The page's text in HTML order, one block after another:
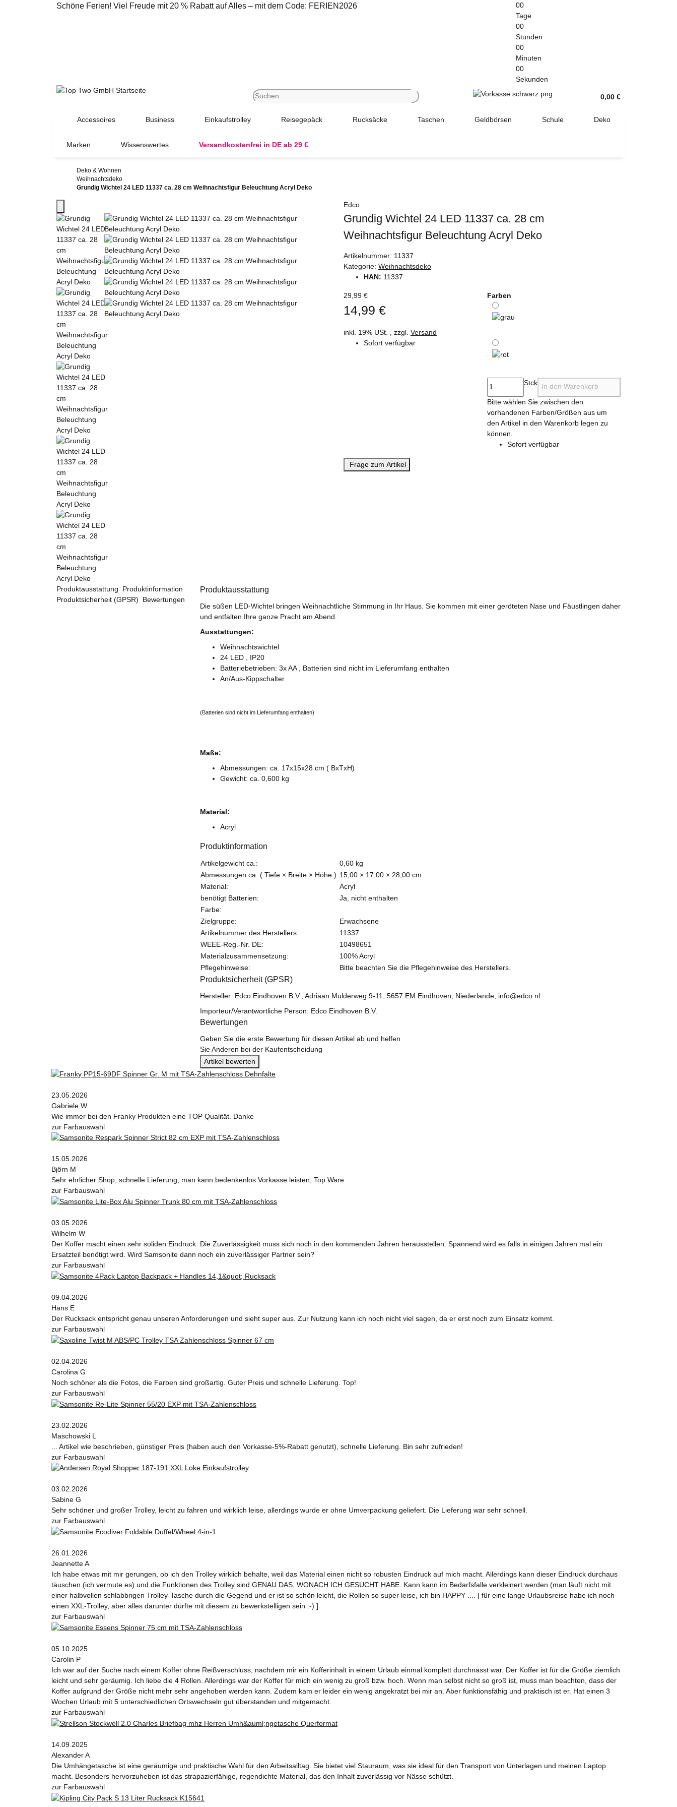
Schöne Ferien! Viel Freude mit 20 % Rabatt auf Alles – mit dem Code: FERIEN2026
00
Tage
00
Stunden
00
Minuten
00
Sekunden
0,00 €
Accessoires Business Einkaufstrolley Reisegepäck Rucksäcke Taschen Geldbörsen Schule Deko
Marken Wissenswertes Versandkostenfrei in DE ab 29 €
Deko & Wohnen
Weihnachtsdeko
Grundig Wichtel 24 LED 11337 ca. 28 cm Weihnachtsfigur Beleuchtung Acryl Deko
Edco
Grundig Wichtel 24 LED 11337 ca. 28 cm
Weihnachtsfigur Beleuchtung Acryl Deko
Artikelnummer: 11337
Kategorie: Weihnachtsdeko
HAN: 11337
29,99 €
14,99 €
inkl. 19% USt. , zzgl. Versand
Sofort verfügbar
Farben
grau
Stck In den Warenkorb
x
Bitte wählen Sie zwischen den
vorhandenen Farben/Größen aus um
den Artikel in den Warenkorb legen zu
können.
Sofort verfügbar
Frage zum Artikel
Produktausstattung
Produktinformation
Produktsicherheit (GPSR)
Bewertungen
Produktausstattung
Die süßen LED-Wichtel bringen Weihnachtliche Stimmung in Ihr Haus. Sie kommen mit einer geröteten Nase und Fäustlingen daher
und entfalten Ihre ganze Pracht am Abend.
Ausstattungen:
Weihnachtswichtel
24 LED , IP20
Batteriebetrieben: 3x AA , Batterien sind nicht im Lieferumfang enthalten
An/Aus-Kippschalter
(Batterien sind nicht im Lieferumfang enthalten)
Maße:
Abmessungen: ca. 17x15x28 cm ( BxTxH)
Gewicht: ca. 0,600 kg
Material:
Acryl
Produktinformation
Produkteigenschaft
Wert
Artikelgewicht ca.: 0,60 kg
Abmessungen ca. ( Tiefe × Breite × Höhe ): 15,00 × 17,00 × 28,00 cm
Material:
Acryl
benötigt Batterien:
Ja, nicht enthalten
Farbe:
Zielgruppe:
Erwachsene
Artikelnummer des Herstellers:
11337
WEEE-Reg.-Nr. DE:
10498651
Materialzusammensetzung:
100% Acryl
Pflegehinweise:
Bitte beachten Sie die Pflegehinweise des Herstellers.
Produktsicherheit (GPSR)
Hersteller: Edco Eindhoven B.V., Adriaan Mulderweg 9-11, 5657 EM Eindhoven, Niederlande, info@edco.nl
Importeur/Verantwortliche Person: Edco Eindhoven B.V.
Bewertungen
Geben Sie die erste Bewertung für diesen Artikel ab und helfen
Sie Anderen bei der Kaufentscheidung
Artikel bewerten
23.05.2026
Gabriele W
Wie immer bei den Franky Produkten eine TOP Qualität. Danke
zur Farbauswahl
15.05.2026
Björn M
Sehr ehrlicher Shop, schnelle Lieferung, man kann bedenkenlos Vorkasse leisten, Top Ware
zur Farbauswahl
03.05.2026
Wilhelm W
Der Koffer macht einen sehr soliden Eindruck. Die Zuverlässigkeit muss sich noch in den kommenden Jahren herausstellen. Spannend wird es falls in einigen Jahren mal ein
Ersatzteil benötigt wird. Wird Samsonite dann noch ein zuverlässiger Partner sein?
zur Farbauswahl
09.04.2026
Hans E
Der Rucksack entspricht genau unseren Anforderungen und sieht super aus. Zur Nutzung kann ich noch nicht viel sagen, da er erst noch zum Einsatz kommt.
zur Farbauswahl
02.04.2026
Carolina G
Noch schöner als die Fotos, die Farben sind großartig. Guter Preis und schnelle Lieferung. Top!
zur Farbauswahl
23.02.2026
Maschowski L
... Artikel wie beschrieben, günstiger Preis (haben auch den Vorkasse-5%-Rabatt genutzt), schnelle Lieferung. Bin sehr zufrieden!
zur Farbauswahl
03.02.2026
Sabine G
Sehr schöner und großer Trolley, leicht zu fahren und wirklich leise, allerdings wurde er ohne Umverpackung geliefert. Die Lieferung war sehr schnell.
zur Farbauswahl
26.01.2026
Jeannette A
Ich habe etwas mit mir gerungen, ob ich den Trolley wirklich behalte, weil das Material einen nicht so robusten Eindruck auf mich macht. Allerdings kann dieser Eindruck durchaus
täuschen (ich vermute es) und die Funktionen des Trolley sind GENAU DAS, WONACH ICH GESUCHT HABE. Kann kann im Bedarfsfalle verkleinert werden (man läuft nicht mit
einer halbvollen schlabbrigen Trolley-Tasche durch die Gegend und er ist so schön leicht, die Rollen so super leise, ich bin HAPPY .... [ für eine lange Urlaubsreise habe ich noch
einen XXL-Trolley, aber alles darunter dürfte mit diesem zu bewerkstelligen sein :-) ]
zur Farbauswahl
05.10.2025
Carolin P
Ich war auf der Suche nach einem Koffer ohne Reißverschluss, nachdem mir ein Kofferinhalt in einem Urlaub einmal komplett durchnässt war. Der Koffer ist für die Größe ziemlich
leicht und sehr geräumig. Ich liebe die 4 Rollen. Allerdings war der Koffer für mich ein wenig zu groß bzw. hoch. Wenn man selbst nicht so groß ist, muss man beachten, dass der
Koffer aufgrund der Größe nicht mehr sehr angehoben werden kann. Zudem kam er leider ein wenig angekratzt bei mir an. Aber funktionsfähig und praktisch ist er. Hat einen 3
Wochen Urlaub mit 5 unterschiedlichen Ortswechseln gut überstanden und mitgemacht.
zur Farbauswahl
14.09.2025
Alexander A
Die Umhängetasche ist eine geräumige und praktische Wahl für den Arbeitsalltag. Sie bietet viel Stauraum, was sie ideal für den Transport von Unterlagen und meinen Laptop
macht. Besonders hervorzuheben ist das strapazierfähige, regendichte Material, das den Inhalt zuverlässig vor Nässe schützt.
zur Farbauswahl